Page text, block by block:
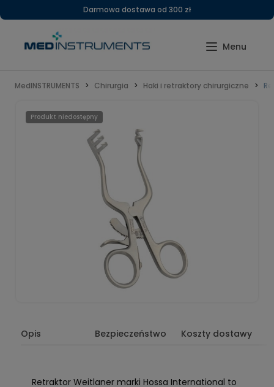
Darmowa dostawa od 300 zł
MedINSTRUMENTS Chirurgia Haki i retraktory chirurgiczne
Produkt niedostępny
Opis Bezpieczeństwo Koszty dostawy
Retraktor Weitlaner marki Hossa International to